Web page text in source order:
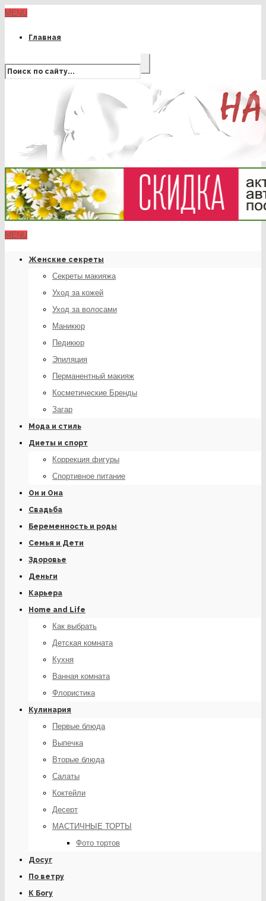
MENU
Главная
MENU
Женские секреты
Секреты макияжа
Уход за кожей
Уход за волосами
Маникюр
Педикюр
Эпиляция
Перманентный макияж
Косметические Бренды
Загар
Мода и стиль
Диеты и спорт
Коррекция фигуры
Спортивное питание
Он и Она
Свадьба
Беременность и роды
Семья и Дети
Здоровье
Деньги
Карьера
Home and Life
Как выбрать
Детская комната
Кухня
Ванная комната
Флористика
Кулинария
Первые блюда
Выпечка
Вторые блюда
Салаты
Коктейли
Десерт
МАСТИЧНЫЕ ТОРТЫ
Фото тортов
Досуг
По ветру
К Богу